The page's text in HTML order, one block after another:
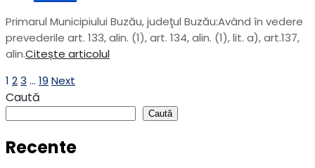
Primarul Municipiului Buzău, judeţul Buzău:Având în vedere
prevederile art. 133, alin. (1), art. 134, alin. (1), lit. a), art.137,
alin.Citește articolul
Paginație
articole
1 23 … 19 Next
Caută
Caută
Recente